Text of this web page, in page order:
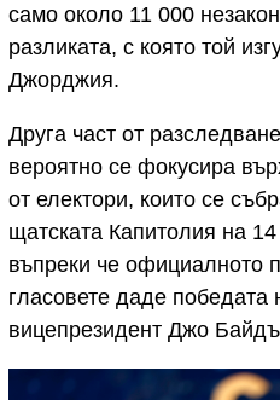
само около 11 000
разликата, с която той
Джорджия.
Друга част от
вероятно се фокусира
от електори, които се
щатската Капитолия на
въпреки че официалното
гласовете даде победата
вицепрезидент Джо